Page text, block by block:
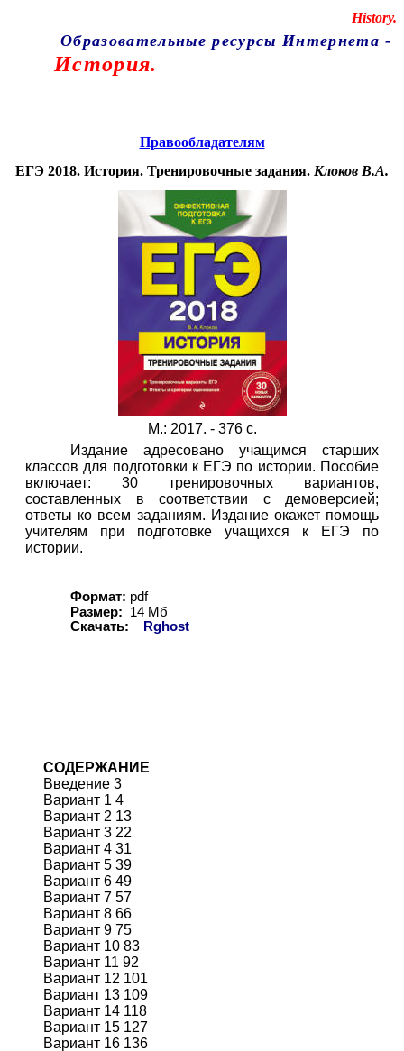
History.
Образовательные ресурсы Интернета -
История.
Правообладателям
ЕГЭ 2018. История. Тренировочные задания. Клоков В.А.
М.: 2017. - 376 с.
Издание адресовано учащимся старших
классов для подготовки к ЕГЭ по истории. Пособие
включает: 30 тренировочных вариантов,
составленных в соответствии с демоверсией;
ответы ко всем заданиям. Издание окажет помощь
учителям при подготовке учащихся к ЕГЭ по
истории.
Формат: pdf
Размер:
14 Мб
Скачать:
Rghost
СОДЕРЖАНИЕ
Введение 3
Вариант 1 4
Вариант 2 13
Вариант 3 22
Вариант 4 31
Вариант 5 39
Вариант 6 49
Вариант 7 57
Вариант 8 66
Вариант 9 75
Вариант 10 83
Вариант 11 92
Вариант 12 101
Вариант 13 109
Вариант 14 118
Вариант 15 127
Вариант 16 136